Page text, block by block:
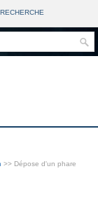
RECHERCHE
>> Dépose d'un phare